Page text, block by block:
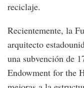
reciclaje.
Recientemente, la
arquitecto
una subvención de
Endowment for the